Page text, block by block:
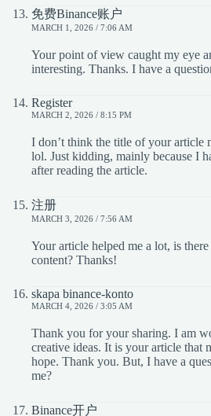
免费Binance账户
MARCH 1, 2026 / 7:06 AM
Your point of view caught my eye
interesting. Thanks. I have a
Register
MARCH 2, 2026 / 8:15 PM
I don’t think the title of your article
lol. Just kidding, mainly because I
after reading the article.
注册
MARCH 3, 2026 / 7:56 AM
Your article helped me a lot, is
content? Thanks!
skapa binance-konto
MARCH 4, 2026 / 3:05 AM
Thank you for your sharing. I am
creative ideas. It is your article that
hope. Thank you. But, I have a
me?
Binance开户